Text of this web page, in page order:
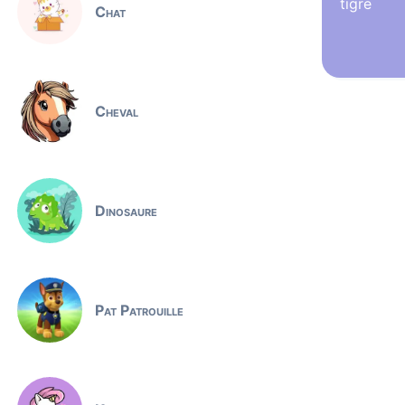
Chat
Cheval
Dinosaure
Pat Patrouille
tigre